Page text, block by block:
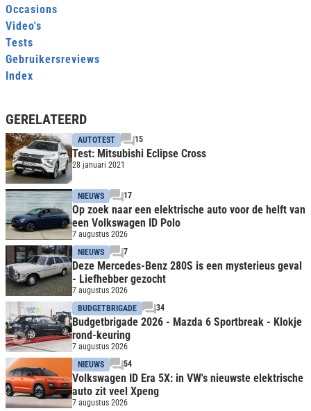
Occasions
Video's
Tests
Gebruikersreviews
Index
GERELATEERD
AUTOTEST 15
Test: Mitsubishi Eclipse Cross
28 januari 2021
NIEUWS 17
Op zoek naar een elektrische auto voor de helft van
een Volkswagen ID Polo
7 augustus 2026
NIEUWS
7
Deze Mercedes-Benz 280S is een mysterieus geval
- Liefhebber gezocht
7 augustus 2026
BUDGETBRIGADE
34
Budgetbrigade 2026 - Mazda 6 Sportbreak - Klokje
rond-keuring
7 augustus 2026
NIEUWS
54
Volkswagen ID Era 5X: in VW's nieuwste elektrische
auto zit veel Xpeng
7 augustus 2026